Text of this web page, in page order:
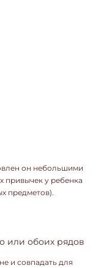
он небольшими
привычек у ребенка
предметов).
или обоих рядов
и совпадать для